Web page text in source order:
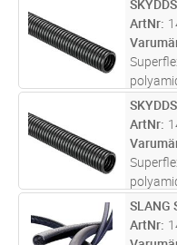
M
ArtNr
robotar
Mycket
extrem
mer
M
ArtNr
robotar
Mycket
extrem
M
SLANG
ArtNr